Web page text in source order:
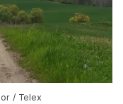
/ Telex